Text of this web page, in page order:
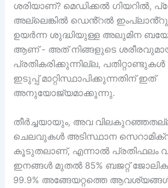
ശരിയാണ്? മെഡിക്കൽ ഗിയറിൽ,
അല്ലെങ്കിൽ ഡെൻ്റൽ
ഉയർന്ന ശുദ്ധിയുള്ള അലുമിന ബയോ
ആണ് - അത് നിങ്ങളുടെ
പ്രതികരിക്കുന്നില്ല,
ഇടുപ്പ് മാറ്റിസ്ഥാപിക്കുന്നതിന് ഇത്
അനുയോജ്യമാക്കുന്നു.
തീർച്ചയായും, അവ
ചെലവുകൾ അടിസ്ഥാന
കൂടുതലാണ്, എന്നാൽ പ്രതിഫലം
ഇനങ്ങൾ മുതൽ 85% ബജറ്റ്
99.9% അങ്ങേയറ്റത്തെ